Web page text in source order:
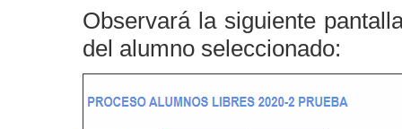
Observará la siguiente
del alumno seleccionado: